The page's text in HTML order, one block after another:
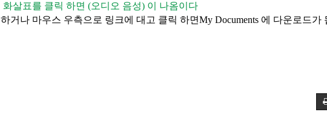
화살표를 클릭 하면 (오디오 음성) 이
나옴이다
하거나 마우스 우측으로 링크에 대고 클릭 하면My Documents 에 다운로드가